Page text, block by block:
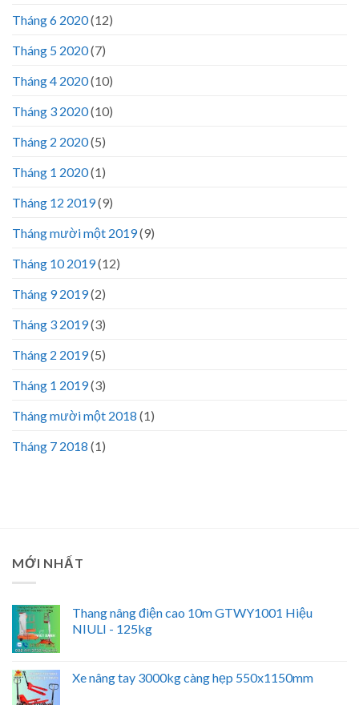
Tháng 6 2020(12)
Tháng 5 2020(7)
Tháng 4 2020(10)
Tháng 3 2020(10)
Tháng 2 2020(5)
Tháng 1 2020(1)
Tháng 12 2019(9)
Tháng mười một 2019(9)
Tháng 10 2019(12)
Tháng 9 2019(2)
Tháng 3 2019(3)
Tháng 2 2019(5)
Tháng 1 2019(3)
Tháng mười một 2018 (1)
Tháng 7 2018 (1)
MỚI NHẤT
Thang nâng điện cao 10m GTWY1001 Hiệu
NIULI - 125kg
Xe nâng tay 3000kg càng hẹp 550x1150mm